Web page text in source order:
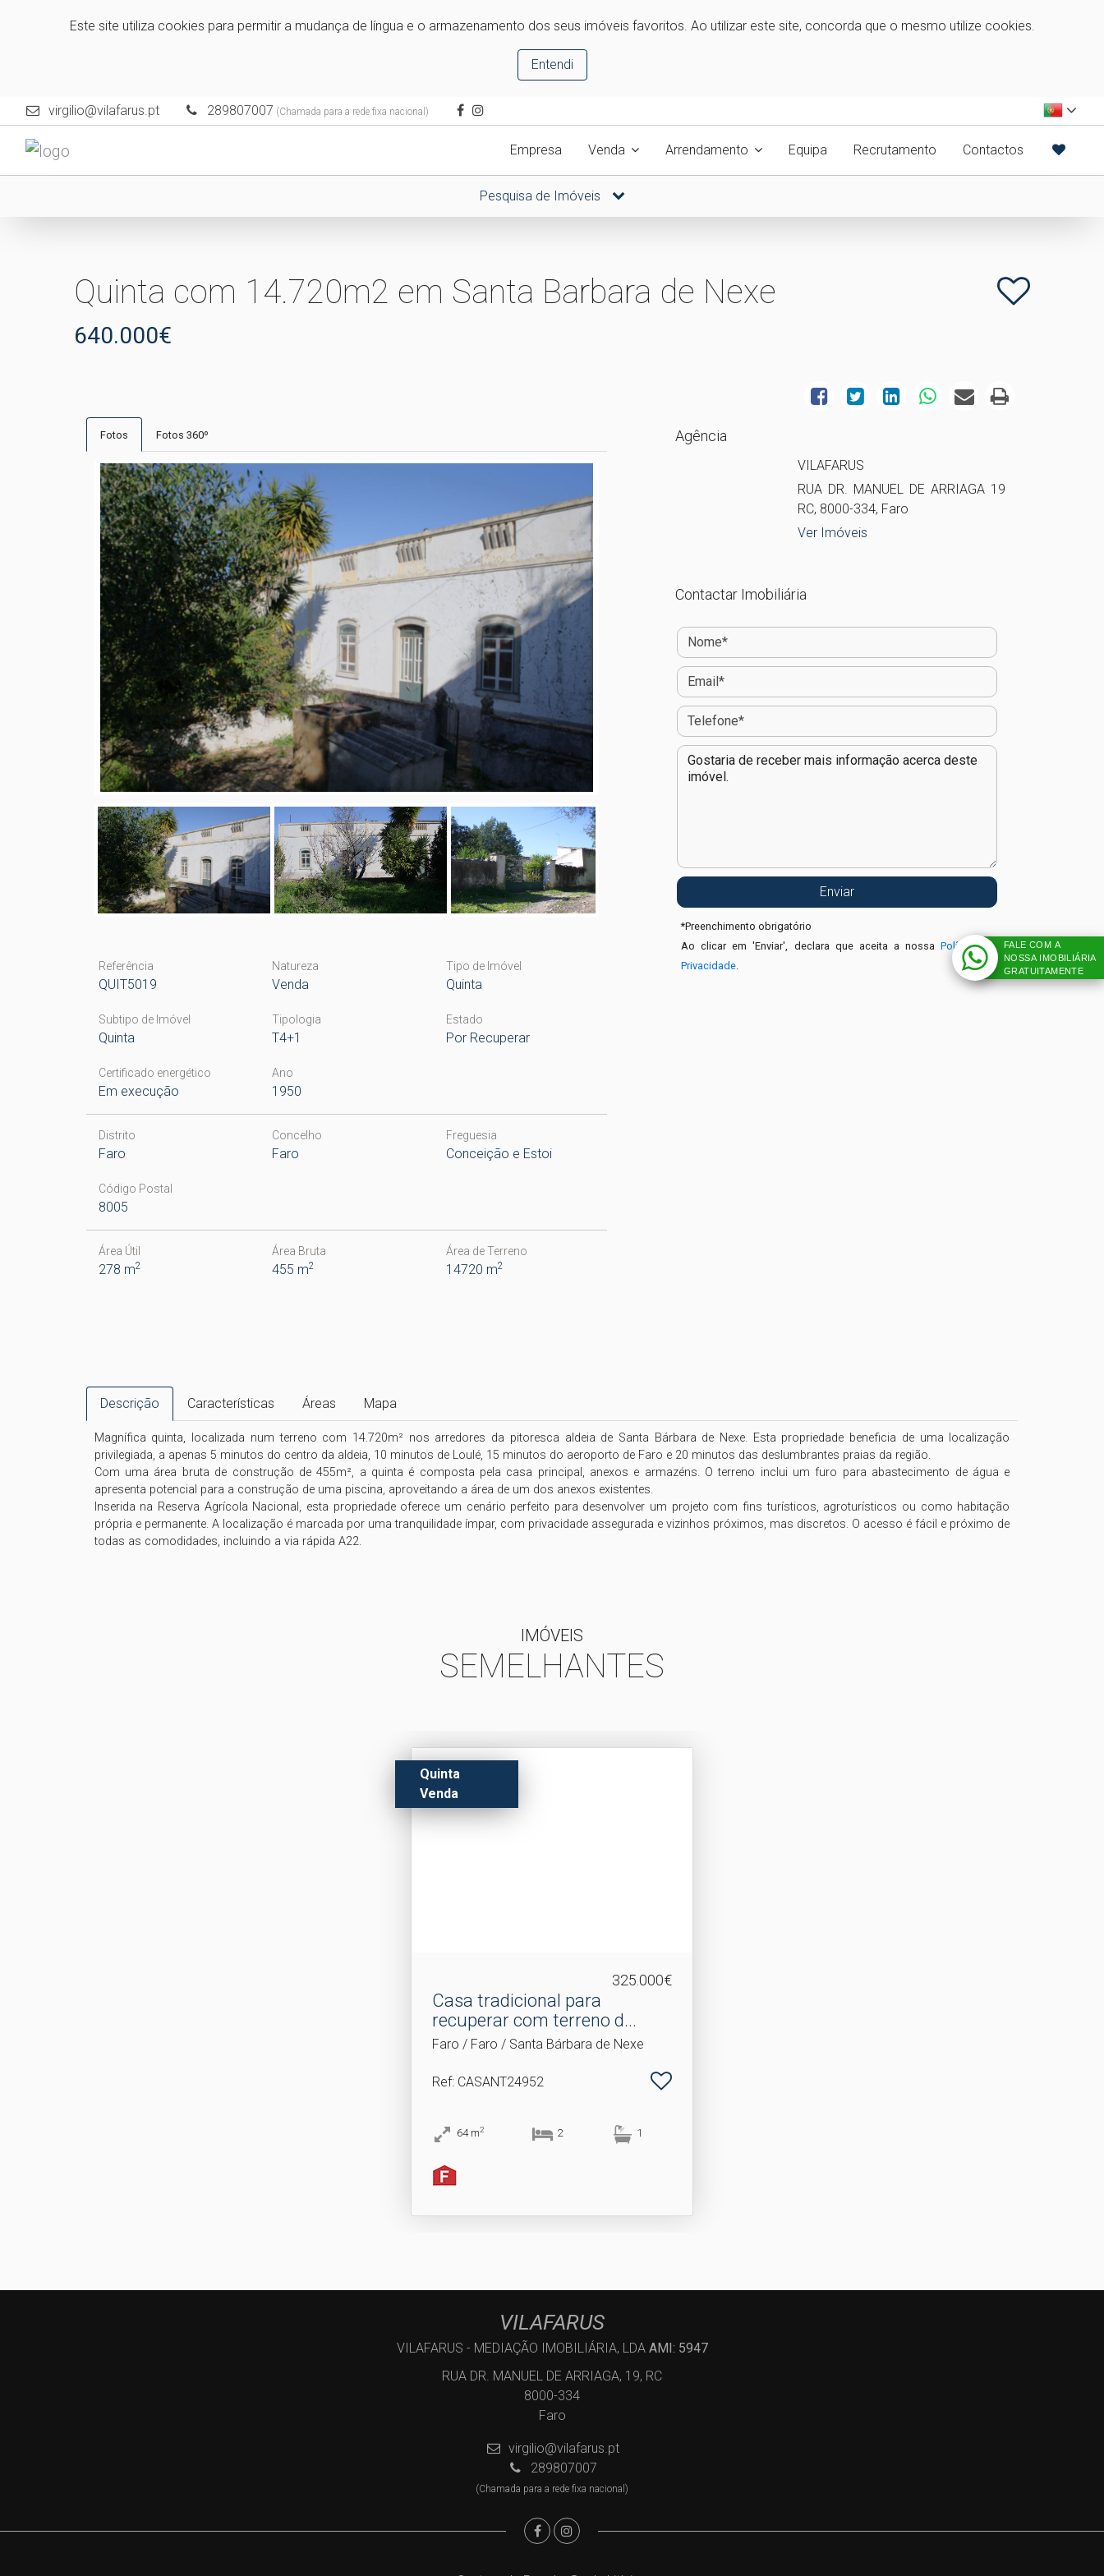
Este site utiliza cookies para permitir a mudança de língua e o armazenamento dos seus imóveis favoritos. Ao utilizar este site, concorda que o mesmo utilize cookies.
Entendi
virgilio@vilafarus.pt 289807007 (Chamada para a rede fixa nacional)
Empresa Venda Arrendamento Equipa Recrutamento Contactos
Pesquisa de Imóveis
Quinta com 14.720m2 em Santa Barbara de Nexe
640.000€
Fotos Fotos 360º
Referência
QUIT5019
Natureza
Venda
Tipo de Imóvel
Quinta
Subtipo de Imóvel
Quinta
Tipologia
T4+1
Estado
Por Recuperar
Certificado energético
Em execução
Ano
1950
Distrito
Faro
Concelho
Faro
Freguesia
Conceição e Estoi
Código Postal
8005
Área Útil
278 m2
Área Bruta
455 m2
Área de Terreno
14720 m2
Agência
VILAFARUS
RUA DR. MANUEL DE ARRIAGA 19
RC, 8000-334, Faro
Ver Imóveis
Contactar Imobiliária
*Preenchimento obrigatório
Ao clicar em 'Enviar', declara que aceita a nossaPolítica de
Privacidade.
Descrição Características Áreas Mapa
Magnífica quinta, localizada num terreno com 14.720m² nos arredores da pitoresca aldeia de Santa Bárbara de Nexe. Esta propriedade beneficia de uma localização
privilegiada, a apenas 5 minutos do centro da aldeia, 10 minutos de Loulé, 15 minutos do aeroporto de Faro e 20 minutos das deslumbrantes praias da região.
Com uma área bruta de construção de 455m², a quinta é composta pela casa principal, anexos e armazéns. O terreno inclui um furo para abastecimento de água e
apresenta potencial para a construção de uma piscina, aproveitando a área de um dos anexos existentes.
Inserida na Reserva Agrícola Nacional, esta propriedade oferece um cenário perfeito para desenvolver um projeto com fins turísticos, agroturísticos ou como habitação
própria e permanente. A localização é marcada por uma tranquilidade ímpar, com privacidade assegurada e vizinhos próximos, mas discretos. O acesso é fácil e próximo de
todas as comodidades, incluindo a via rápida A22.
IMÓVEIS
SEMELHANTES
Quinta
Venda
325.000€
Casa tradicional para
recuperar com terreno d.​..
Faro / Faro / Santa Bárbara de Nexe
Ref: CASANT24952
64 m2 2 1
VILAFARUS
VILAFARUS - MEDIAÇÃO IMOBILIÁRIA, LDA AMI: 5947
RUA DR. MANUEL DE ARRIAGA, 19, RC
8000-334
Faro
virgilio@vilafarus.pt
289807007
(Chamada para a rede fixa nacional)
FALE COM A
NOSSA IMOBILIÁRIA
GRATUITAMENTE